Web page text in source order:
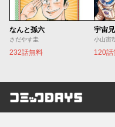
なんと孫六
さだやす圭
232話無料
宇宙
小山宙
120話
コミック